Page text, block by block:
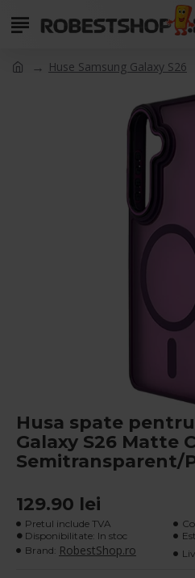
Huse Samsung Galaxy S26
Husa spate
Galaxy S26 Matte
Semitransparent/
129.90 lei
Pretul include TVA
Disponibilitate: In stoc
Brand: RobestShop.ro